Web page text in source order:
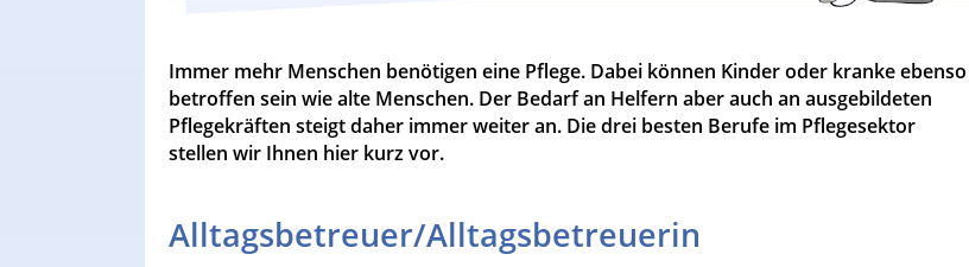
Immer mehr Menschen benötigen eine Pflege. Dabei können Kinder oder kranke ebenso
betroffen sein wie alte Menschen. Der Bedarf an Helfern aber auch an ausgebildeten
Pflegekräften steigt daher immer weiter an. Die drei besten Berufe im Pflegesektor
stellen wir Ihnen hier kurz vor.
Alltagsbetreuer/Alltagsbetreuerin